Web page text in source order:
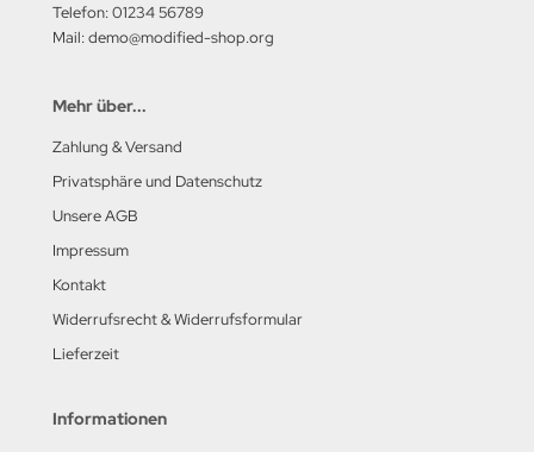
Telefon: 01234 56789
Mail: demo@modified-shop.org
Mehr über...
Zahlung & Versand
Privatsphäre und Datenschutz
Unsere AGB
Impressum
Kontakt
Widerrufsrecht & Widerrufsformular
Lieferzeit
Informationen